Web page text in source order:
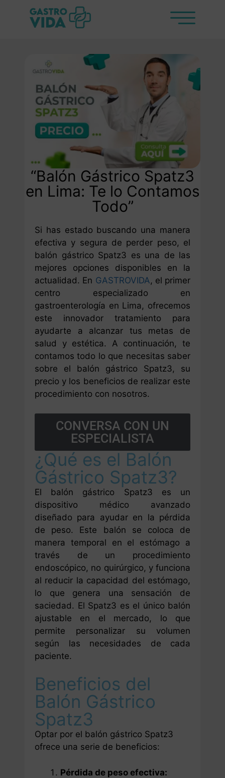
“Balón Gástrico Spatz3
en Lima: Te lo Contamos
Todo”
Si has estado buscando una manera
efectiva y segura de perder peso, el
balón gástrico Spatz3 es una de las
mejores opciones disponibles en la
actualidad. En GASTROVIDA, el primer
centro especializado en
gastroenterología en Lima, ofrecemos
este innovador tratamiento para
ayudarte a alcanzar tus metas de
salud y estética. A continuación, te
contamos todo lo que necesitas saber
sobre el balón gástrico Spatz3, su
precio y los beneficios de realizar este
procedimiento con nosotros.
CONVERSA CON UN
ESPECIALISTA
¿Qué es el Balón
Gástrico Spatz3?
El balón gástrico Spatz3 es un
dispositivo médico avanzado
diseñado para ayudar en la pérdida
de peso. Este balón se coloca de
manera temporal en el estómago a
través de un procedimiento
endoscópico, no quirúrgico, y funciona
al reducir la capacidad del estómago,
lo que genera una sensación de
saciedad. El Spatz3 es el único balón
ajustable en el mercado, lo que
permite personalizar su volumen
según las necesidades de cada
paciente.
Beneficios del
Balón Gástrico
Spatz3
Optar por el balón gástrico Spatz3
ofrece una serie de beneficios:
Pérdida de peso efectiva: